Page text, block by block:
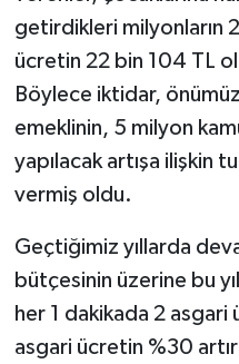
getirdikleri milyonların
ücretin 22 bin 104 TL
Böylece iktidar,
emeklinin, 5 milyon
yapılacak artışa ilişkin
vermiş oldu.
Geçtiğimiz yıllarda
bütçesinin üzerine bu
her 1 dakikada 2 asgari
asgari ücretin %30